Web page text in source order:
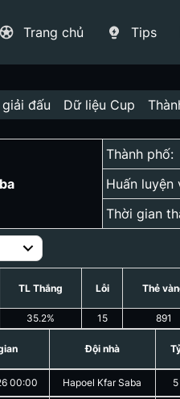
Trang chủ Tips
đấu Dữ liệu Cup
Thành phố:
Huấn luyện
Thời gian
TL Thắng
35.2%
Lỗi
15
Thẻ
891
Đội nhà
00:00 Hapoel Kfar Saba 5